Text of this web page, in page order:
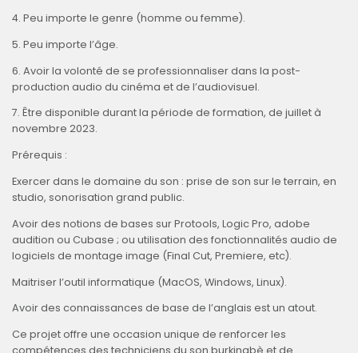
4. Peu importe le genre (homme ou femme).
5. Peu importe l’âge.
6. Avoir la volonté de se professionnaliser dans la post-
production audio du cinéma et de l’audiovisuel.
7. Être disponible durant la période de formation, de juillet à
novembre 2023.
Prérequis :
Exercer dans le domaine du son : prise de son sur le terrain, en
studio, sonorisation grand public.
Avoir des notions de bases sur Protools, Logic Pro, adobe
audition ou Cubase ; ou utilisation des fonctionnalités audio de
logiciels de montage image (Final Cut, Premiere, etc).
Maitriser l’outil informatique (MacOS, Windows, Linux).
Avoir des connaissances de base de l’anglais est un atout.
Ce projet offre une occasion unique de renforcer les